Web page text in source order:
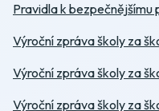
Pravidla k bezpečnějšímu
Výroční zpráva školy za
Výroční zpráva školy za
Výroční zpráva školy za